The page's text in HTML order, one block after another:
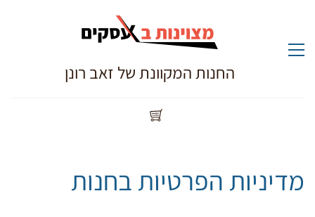
החנות המקוונת של זאב רונן
מדיניות הפרטיות בחנות